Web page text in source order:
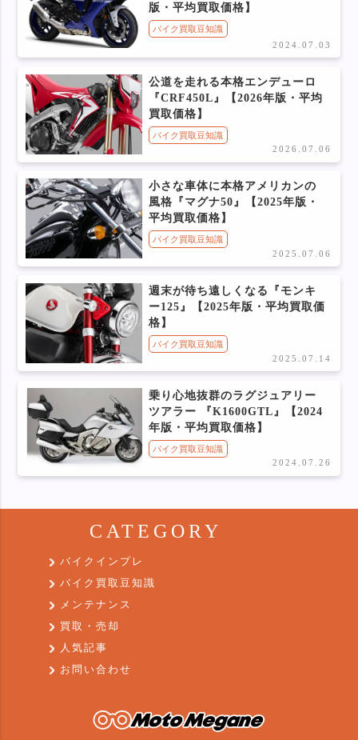
版・平均買取価格】
バイク買取豆知識
2024.07.03
公道を走れる本格エンデューロ
『CRF450L』【2026年版・平均
買取価格】
バイク買取豆知識
2026.07.06
小さな車体に本格アメリカンの
風格『マグナ50』【2025年版・
平均買取価格】
バイク買取豆知識
2025.07.06
週末が待ち遠しくなる『モンキ
ー125』【2025年版・平均買取価
格】
バイク買取豆知識
2025.07.14
乗り心地抜群のラグジュアリー
ツアラー 『K1600GTL』【2024
年版・平均買取価格】
バイク買取豆知識
2024.07.26
CATEGORY
バイクインプレ
バイク買取豆知識
メンテナンス
買取・売却
人気記事
お問い合わせ